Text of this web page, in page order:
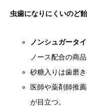
虫歯になりにくいのど
ノンシュガータ
ノース配合の商品
砂糖入りは歯磨
医師や薬剤師推
が目立つ。